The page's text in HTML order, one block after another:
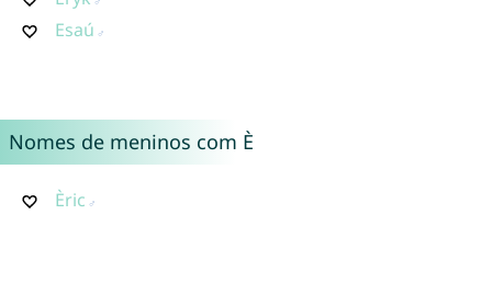
Esaú
Nomes de meninos com È
Èric